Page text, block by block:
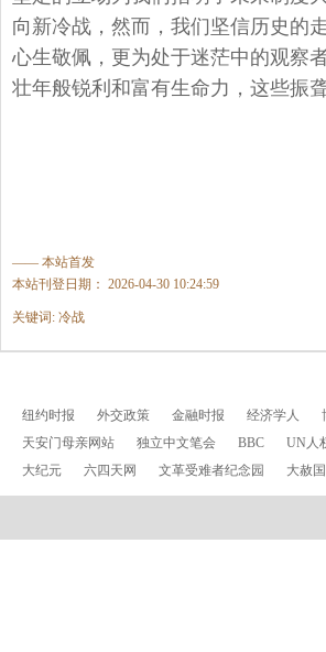
向新冷战，然而，我们坚信历史的
心生敬佩，更为处于迷茫中的观察
壮年般锐利和富有生命力，这些振
—— 本站首发
本站刊登日期： 2026-04-30 10:24:59
关键词: 冷战
纽约时报 外交政策 金融时报 经济学人
天安门母亲网站
独立中文笔会 BBC UN人
大纪元
六四天网 文革受难者纪念园 大赦